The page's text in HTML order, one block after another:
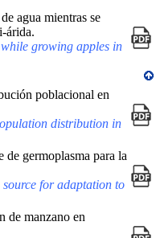
agua mientras se
árida.
growing apples in
poblacional en
distribution in
de germoplasma para la
for adaptation to
de manzano en